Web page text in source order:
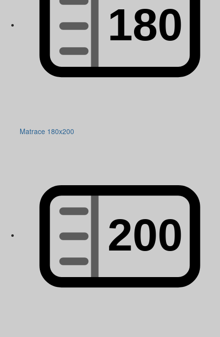
Matrace 180x200